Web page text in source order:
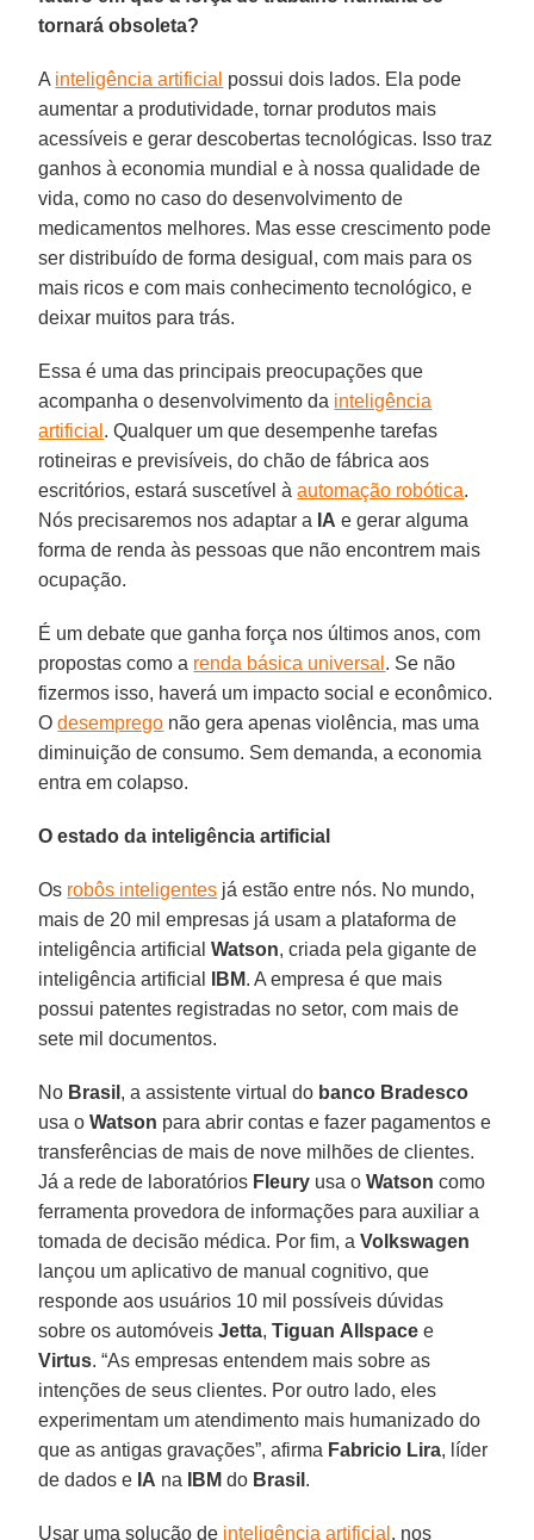
tornará obsoleta?
A inteligência artificial possui dois lados. Ela pode
aumentar a produtividade, tornar produtos mais
acessíveis e gerar descobertas tecnológicas. Isso traz
ganhos à economia mundial e à nossa qualidade de
vida, como no caso do desenvolvimento de
medicamentos melhores. Mas esse crescimento pode
ser distribuído de forma desigual, com mais para os
mais ricos e com mais conhecimento tecnológico, e
deixar muitos para trás.
Essa é uma das principais preocupações que
acompanha o desenvolvimento da inteligência
artificial . Qualquer um que desempenhe tarefas
rotineiras e previsíveis, do chão de fábrica aos
escritórios, estará suscetível àautomação robótica.
Nós precisaremos nos adaptar a IA e gerar alguma
forma de renda às pessoas que não encontrem mais
ocupação.
É um debate que ganha força nos últimos anos, com
propostas como a renda básica universal . Se não
fizermos isso, haverá um impacto social e econômico.
Odesemprego não gera apenas violência, mas uma
diminuição de consumo. Sem demanda, a economia
entra em colapso.
O estado da inteligência artificial
Os robôs inteligentes já estão entre nós. No mundo,
mais de 20 mil empresas já usam a plataforma de
inteligência artificialWatson, criada pela gigante de
inteligência artificial
IBM. A empresa é que mais
possui patentes registradas no setor, com mais de
sete mil documentos.
No Brasil , a assistente virtual do banco Bradesco
usa oWatson para abrir contas e fazer pagamentos e
transferências de mais de nove milhões de clientes.
Já a rede de laboratórios Fleury usa oWatson como
ferramenta provedora de informações para auxiliar a
tomada de decisão médica. Por fim, aVolkswagen
lançou um aplicativo de manual cognitivo, que
responde aos usuários 10 mil possíveis dúvidas
sobre os automóveisJetta,Tiguan Allspace e
Virtus. “As empresas entendem mais sobre as
intenções de seus clientes. Por outro lado, eles
experimentam um atendimento mais humanizado do
que as antigas gravações”, afirma Fabricio Lira, líder
de dados e IA na IBM do Brasil .
Usar uma solução de inteligência artificial , nos